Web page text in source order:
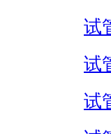
试
试
试